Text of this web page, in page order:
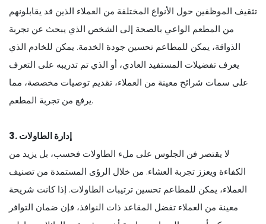
تثقيف الموظفين حول الأنواع المختلفة من العملاء الذين قد يقابلونهم
من المطعم الواعي بالصحة إلى الشخص الذي يبحث عن تجربة
الذواقة، يمكن للمطاعم تحسين جودة الخدمة. يمكن للخادم الذي
يعرف تفضيلات المستفيد العادي، أو الذي تم تدريبه على التعرف
على سمات شرائح معينة من العملاء، تقديم توصيات مخصصة، مما
يرفع من تجربة المطعم.
3. إدارة الطاولات
لا يقتصر فن الجلوس على ملء الطاولات فحسب، بل يزيد من
الكفاءة ويعزز تجربة العشاء. من خلال الرؤى المستمدة من تصنيف
العملاء، يمكن للمطاعم تحسين ترتيبات الطاولات. إذا كانت شريحة
معينة من العملاء تفضل المقاعد ذات النوافذ، فإن ضمان التوافر